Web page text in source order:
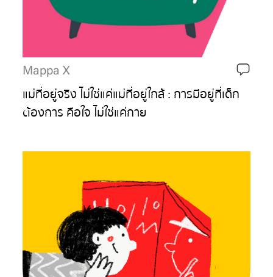
Mappa X
แม่ที่อยู่จริง ไม่ใช่แค่แม่ที่อยู่ใกล้ : การมีอยู่ที่เด็ก
ต้องการ คือใจ ไม่ใช่แค่กาย